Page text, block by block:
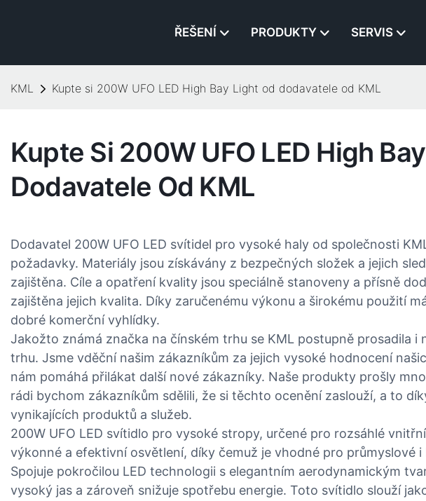
ŘEŠENÍ PRODUKTY SERVIS
KML Kupte si 200W UFO LED High Bay Light od dodavatele od KML
Kupte Si 200W UFO LED High
Dodavatele Od KML
Dodavatel 200W UFO LED svítidel pro vysoké haly od společnosti
požadavky. Materiály jsou získávány z bezpečných složek a jejich
zajištěna. Cíle a opatření kvality jsou speciálně stanoveny a přísně
zajištěna jejich kvalita. Díky zaručenému výkonu a širokému použití
dobré komerční vyhlídky.
Jakožto známá značka na čínském trhu se KML postupně prosadila i
trhu. Jsme vděční našim zákazníkům za jejich vysoké hodnocení
nám pomáhá přilákat další nové zákazníky. Naše produkty prošly
rádi bychom zákazníkům sdělili, že si těchto ocenění zaslouží, a to
vynikajících produktů a služeb.
200W UFO LED svítidlo pro vysoké stropy, určené pro rozsáhlé
výkonné a efektivní osvětlení, díky čemuž je vhodné pro průmyslové i
Spojuje pokročilou LED technologii s elegantním aerodynamickým
vysoký jas a zároveň snižuje spotřebu energie. Toto svítidlo slouží